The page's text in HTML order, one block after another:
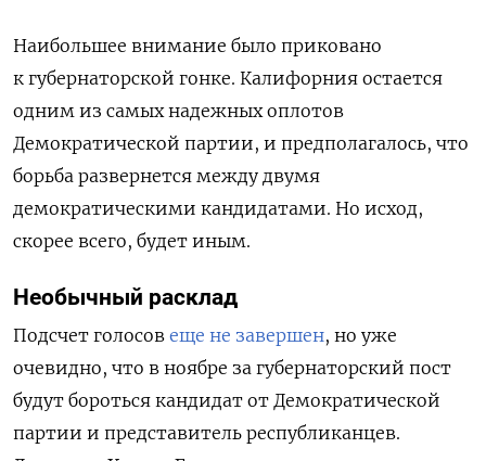
Наибольшее внимание было приковано
к губернаторской гонке. Калифорния остается
одним из самых надежных оплотов
Демократической партии, и предполагалось, что
борьба развернется между двумя
демократическими кандидатами. Но исход,
скорее всего, будет иным.
Необычный расклад
Подсчет голосов еще не завершен, но уже
очевидно, что в ноябре за губернаторский пост
будут бороться кандидат от Демократической
партии и представитель республиканцев.